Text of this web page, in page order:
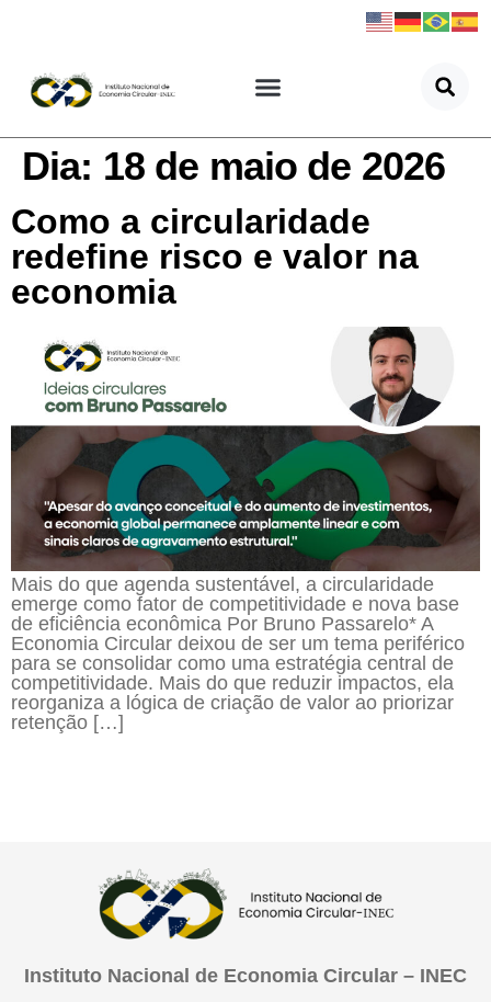
Dia: 18 de maio de 2026
Como a circularidade
redefine risco e valor na
economia
Mais do que agenda sustentável, a circularidade
emerge como fator de competitividade e nova base
de eficiência econômica Por Bruno Passarelo* A
Economia Circular deixou de ser um tema periférico
para se consolidar como uma estratégia central de
competitividade. Mais do que reduzir impactos, ela
reorganiza a lógica de criação de valor ao priorizar
retenção […]
Instituto Nacional de Economia Circular – INEC